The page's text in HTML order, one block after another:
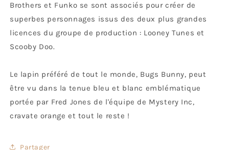
Brothers et Funko se sont associés pour créer de
superbes personnages issus des deux plus grandes
licences du groupe de production : Looney Tunes et
Scooby Doo.
Le lapin préféré de tout le monde, Bugs Bunny, peut
être vu dans la tenue bleu et blanc emblématique
portée par Fred Jones de l'équipe de Mystery Inc,
cravate orange et tout le reste !
Partager